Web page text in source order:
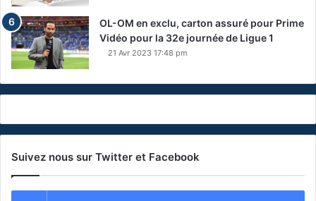
OL-OM en exclu, carton assuré pour Prime
Vidéo pour la 32e journée de Ligue 1
21 Avr 2023 17:48 pm
Suivez nous sur Twitter et Facebook